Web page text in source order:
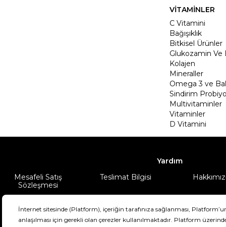
VİTAMİNLER
C Vitamini
Bağışıklık
Bitkisel Ürünler
Glukozamin Ve
Kolajen
Mineraller
Omega 3 ve
Sindirim
Multivitaminler
Vitaminler
D Vitamini
Yardım
Mesafeli Satış
Sözleşmesi
Teslimat Bilgisi